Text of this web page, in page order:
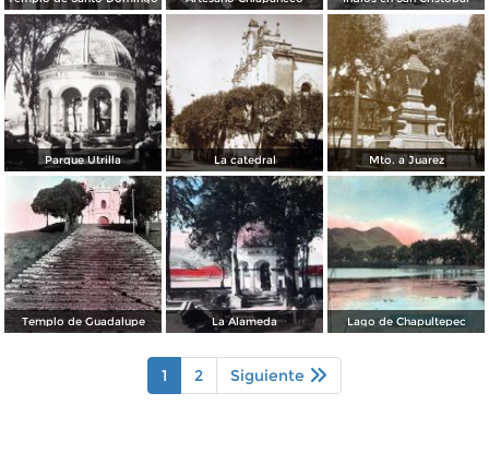
Parque Utrilla La catedral Mto. a Juarez
Templo de Guadalupe La Alameda Lago de Chapultepec
1 2 Siguiente